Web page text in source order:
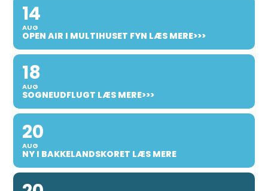
14
AUG
OPEN AIR I MULTIHUSET FYN LÆS MERE>>>
18
AUG
SOGNEUDFLUGT LÆS MERE>>>
20
AUG
NY I BAKKELANDSKORET LÆS MERE